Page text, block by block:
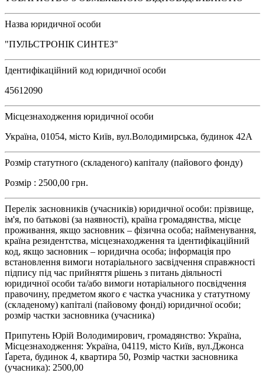
Назва юридичної особи
"ПУЛЬСТРОНІК СИНТЕЗ"
Ідентифікаційний код юридичної особи
45612090
Місцезнаходження юридичної особи
Україна, 01054, місто Київ, вул.Володимирська, будинок 42А
Розмір статутного (складеного) капіталу (пайового фонду)
Розмір : 2500,00 грн.
Перелік засновників (учасників) юридичної особи: прізвище,
ім'я, по батькові (за наявності), країна громадянства, місце
проживання, якщо засновник – фізична особа; найменування,
країна резидентства, місцезнаходження та ідентифікаційний
код, якщо засновник – юридична особа; інформація про
встановлення вимоги нотаріального засвідчення справжності
підпису під час прийняття рішень з питань діяльності
юридичної особи та/або вимоги нотаріального посвідчення
правочину, предметом якого є частка учасника у статутному
(складеному) капіталі (пайовому фонді) юридичної особи;
розмір частки засновника (учасника)
Припутень Юрій Володимирович, громадянство: Україна,
Місцезнаходження: Україна, 04119, місто Київ, вул.Джонса
Ґарета, будинок 4, квартира 50, Розмір частки засновника
(учасника): 2500,00